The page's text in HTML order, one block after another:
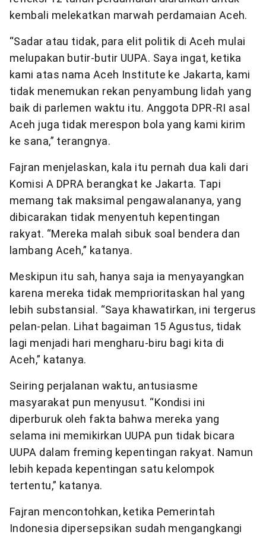
kembali melekatkan marwah perdamaian Aceh.
“Sadar atau tidak, para elit politik di Aceh mulai
melupakan butir-butir UUPA. Saya ingat, ketika
kami atas nama Aceh Institute ke Jakarta, kami
tidak menemukan rekan penyambung lidah yang
baik di parlemen waktu itu. Anggota DPR-RI asal
Aceh juga tidak merespon bola yang kami kirim
ke sana,” terangnya.
Fajran menjelaskan, kala itu pernah dua kali dari
Komisi A DPRA berangkat ke Jakarta. Tapi
memang tak maksimal pengawalananya, yang
dibicarakan tidak menyentuh kepentingan
rakyat. “Mereka malah sibuk soal bendera dan
lambang Aceh,” katanya.
Meskipun itu sah, hanya saja ia menyayangkan
karena mereka tidak memprioritaskan hal yang
lebih substansial. “Saya khawatirkan, ini tergerus
pelan-pelan. Lihat bagaiman 15 Agustus, tidak
lagi menjadi hari mengharu-biru bagi kita di
Aceh,” katanya.
Seiring perjalanan waktu, antusiasme
masyarakat pun menyusut. “Kondisi ini
diperburuk oleh fakta bahwa mereka yang
selama ini memikirkan UUPA pun tidak bicara
UUPA dalam freming kepentingan rakyat. Namun
lebih kepada kepentingan satu kelompok
tertentu,” katanya.
Fajran mencontohkan, ketika Pemerintah
Indonesia dipersepsikan sudah mengangkangi